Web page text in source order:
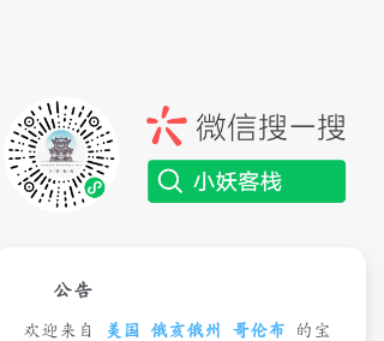
公告
欢迎来自 美国 俄亥俄州 哥伦布 的宝